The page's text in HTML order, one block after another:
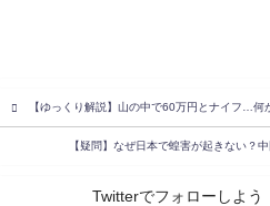
【ゆっくり解説】山の中で60万円とナイフ…何
【疑問】なぜ日本で蝗害が起きない？
Twitterでフォローしよう